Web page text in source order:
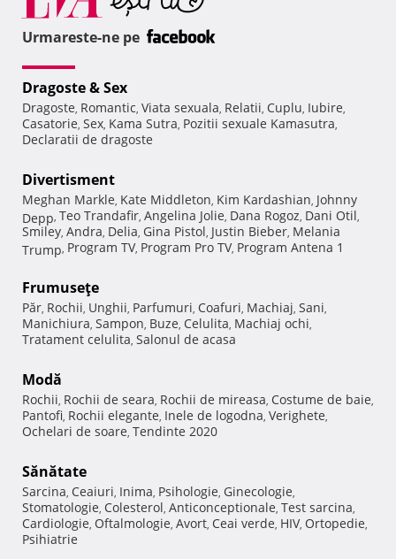
Urmareste-ne pe
Dragoste & Sex
Dragoste, Romantic, Viata sexuala, Relatii, Cuplu, Iubire,
Casatorie, Sex, Kama Sutra, Pozitii sexuale Kamasutra,
Declaratii de dragoste
Divertisment
Meghan Markle, Kate Middleton, Kim Kardashian, Johnny
Depp, Teo Trandafir, Angelina Jolie, Dana Rogoz, Dani Otil,
Smiley, Andra, Delia, Gina Pistol, Justin Bieber, Melania
Trump, Program TV, Program Pro TV, Program Antena 1
Frumuseţe
Păr, Rochii, Unghii, Parfumuri, Coafuri, Machiaj, Sani,
Manichiura, Sampon, Buze, Celulita, Machiaj ochi,
Tratament celulita, Salonul de acasa
Modă
Rochii, Rochii de seara, Rochii de mireasa, Costume de baie,
Pantofi, Rochii elegante, Inele de logodna, Verighete,
Ochelari de soare, Tendinte 2020
Sănătate
Sarcina, Ceaiuri, Inima, Psihologie, Ginecologie,
Stomatologie, Colesterol, Anticonceptionale, Test sarcina,
Cardiologie, Oftalmologie, Avort, Ceai verde, HIV, Ortopedie,
Psihiatrie